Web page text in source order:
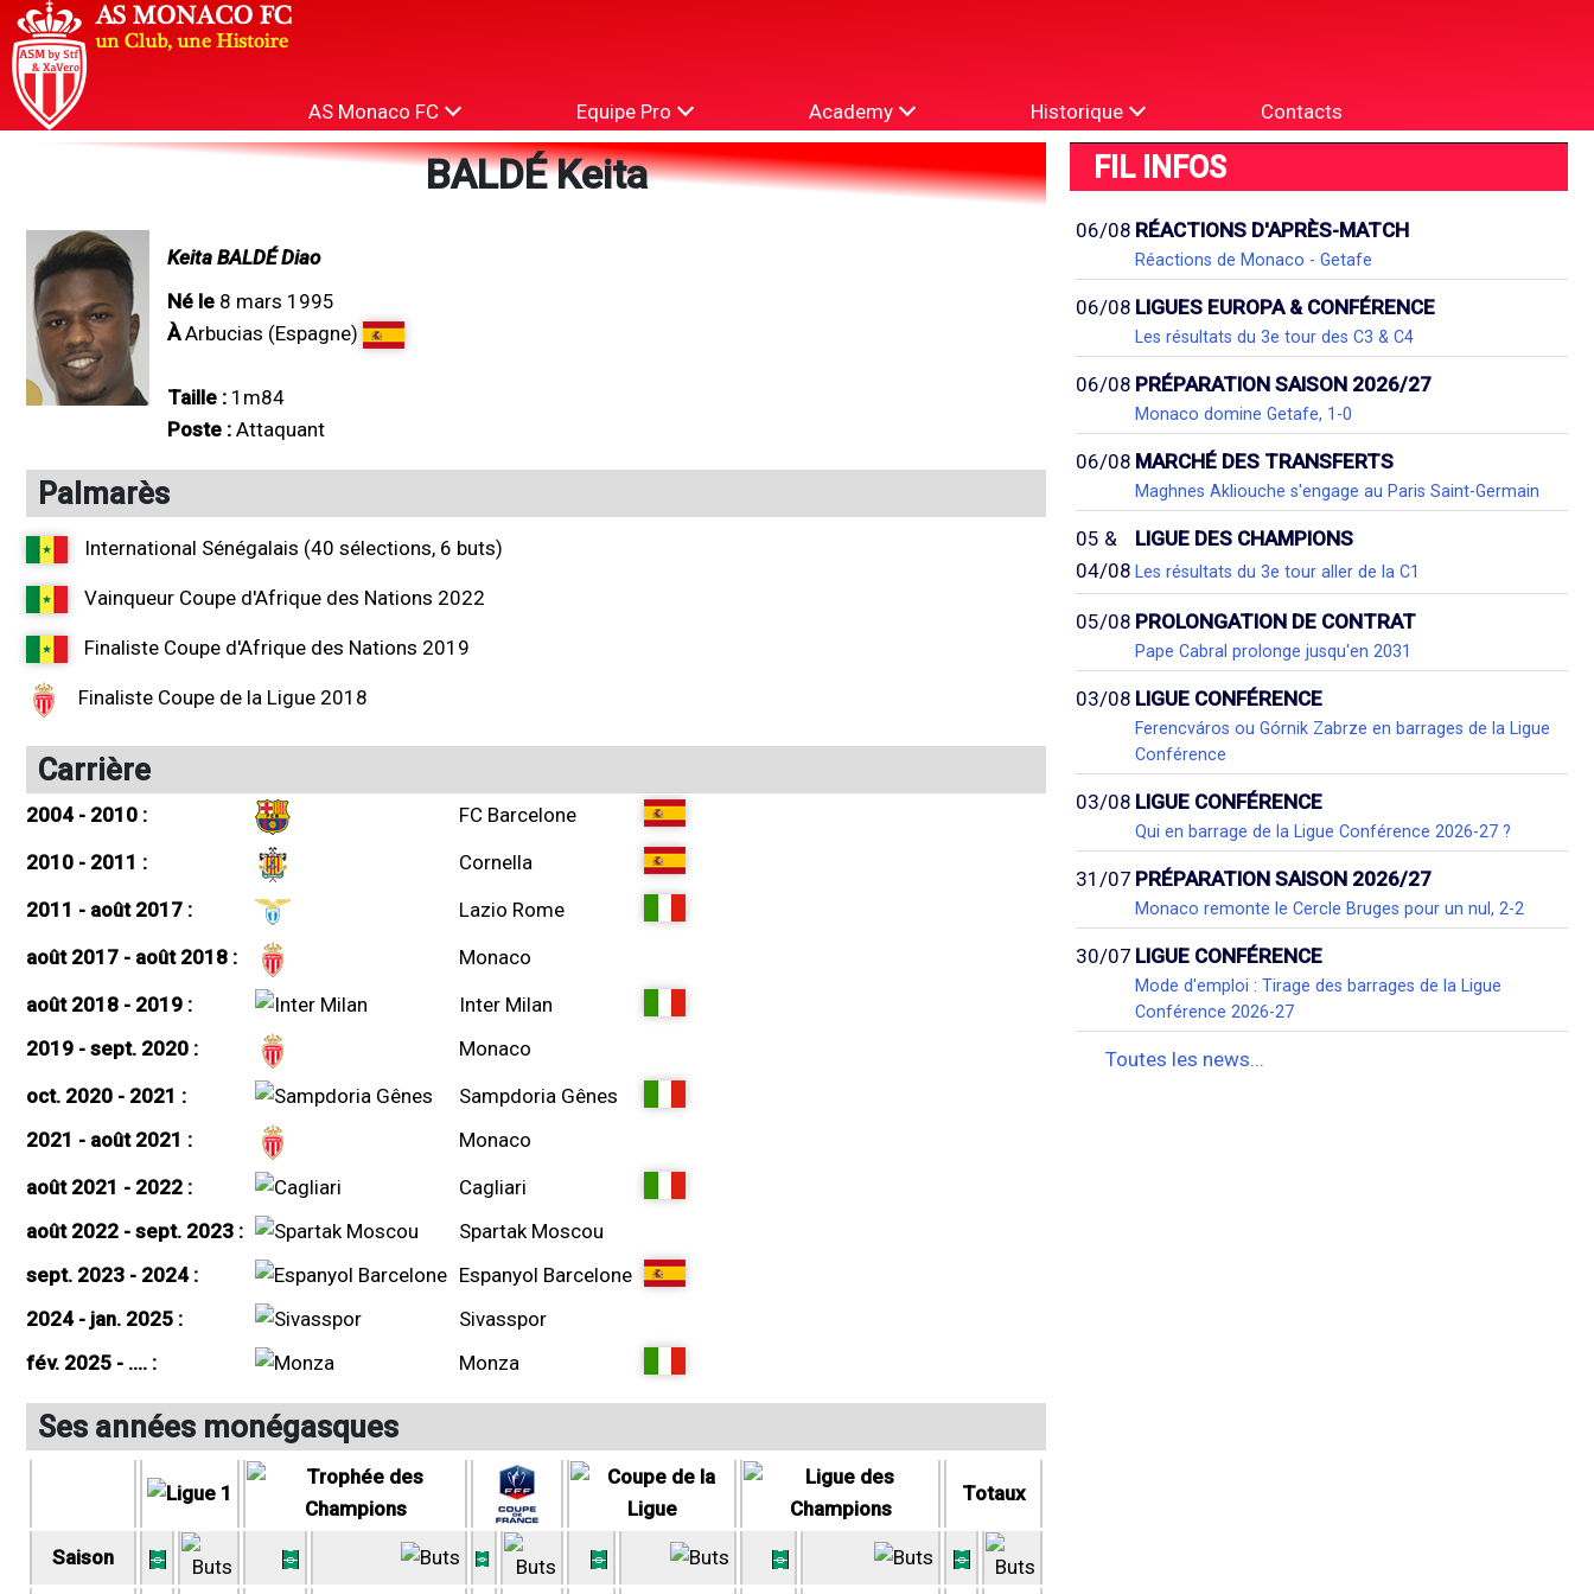
AS Monaco FC Equipe Pro Academy Historique Contacts
BALDÉ Keita
Keita BALDÉ Diao
Né le 8 mars 1995
ÀArbucias (Espagne)
Taille : 1m84
Poste : Attaquant
Palmarès
International Sénégalais (40 sélections, 6 buts)
Vainqueur Coupe d'Afrique des Nations 2022
Finaliste Coupe d'Afrique des Nations 2019
Finaliste Coupe de la Ligue 2018
Carrière
2004 - 2010 :
FC Barcelone
2010 - 2011 :
Cornella
2011 - août 2017 :
Lazio Rome
août 2017 - août 2018 :
Monaco
août 2018 - 2019 :
Inter Milan
2019 - sept. 2020 :
Monaco
oct. 2020 - 2021 :
Sampdoria Gênes
2021 - août 2021 :
Monaco
août 2021 - 2022 :
Cagliari
août 2022 - sept. 2023 :
Spartak Moscou
sept. 2023 - 2024 :
Espanyol Barcelone
2024 - jan. 2025 :
Sivasspor
fév. 2025 - .... :
Monza
Ses années monégasques
Totaux
Saison
FIL INFOS
06/08 RÉACTIONS D'APRÈS-MATCH
Réactions de Monaco - Getafe
06/08 LIGUES EUROPA & CONFÉRENCE
Les résultats du 3e tour des C3 & C4
06/08 PRÉPARATION SAISON 2026/27
Monaco domine Getafe, 1-0
06/08 MARCHÉ DES TRANSFERTS
Maghnes Akliouche s'engage au Paris Saint-Germain
05 &
04/08
LIGUE DES CHAMPIONS
Les résultats du 3e tour aller de la C1
05/08 PROLONGATION DE CONTRAT
Pape Cabral prolonge jusqu'en 2031
03/08 LIGUE CONFÉRENCE
Ferencváros ou Górnik Zabrze en barrages de la Ligue
Conférence
03/08 LIGUE CONFÉRENCE
Qui en barrage de la Ligue Conférence 2026-27 ?
31/07 PRÉPARATION SAISON 2026/27
Monaco remonte le Cercle Bruges pour un nul, 2-2
30/07 LIGUE CONFÉRENCE
Mode d'emploi : Tirage des barrages de la Ligue
Conférence 2026-27
Toutes les news...